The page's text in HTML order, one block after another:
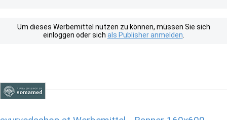
Um dieses Werbemittel nutzen zu können, müssen Sie sich
einloggen oder sich als Publisher anmelden